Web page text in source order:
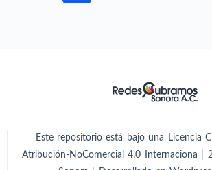
Este repositorio está bajo una Licencia
Atribución-NoComercial 4.0 Internaciona |